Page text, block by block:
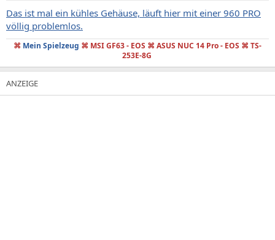
Das ist mal ein kühles Gehäuse, läuft hier mit einer 960 PRO
völlig problemlos.
⌘ Mein Spielzeug ⌘ MSI GF63 - EOS ⌘ ASUS NUC 14 Pro - EOS ⌘ TS-
253E-8G